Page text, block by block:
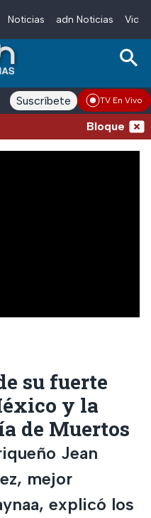
Noticias adn Noticias
adn Noticias Radio
Suscríbete TV En Vivo
Bloqueos
su fuerte
y la
de Muertos
Jean
mejor
explicó los